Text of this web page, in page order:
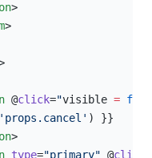
>
>
@click="visible =
'props.cancel' ) }}
>
type="primary" @click